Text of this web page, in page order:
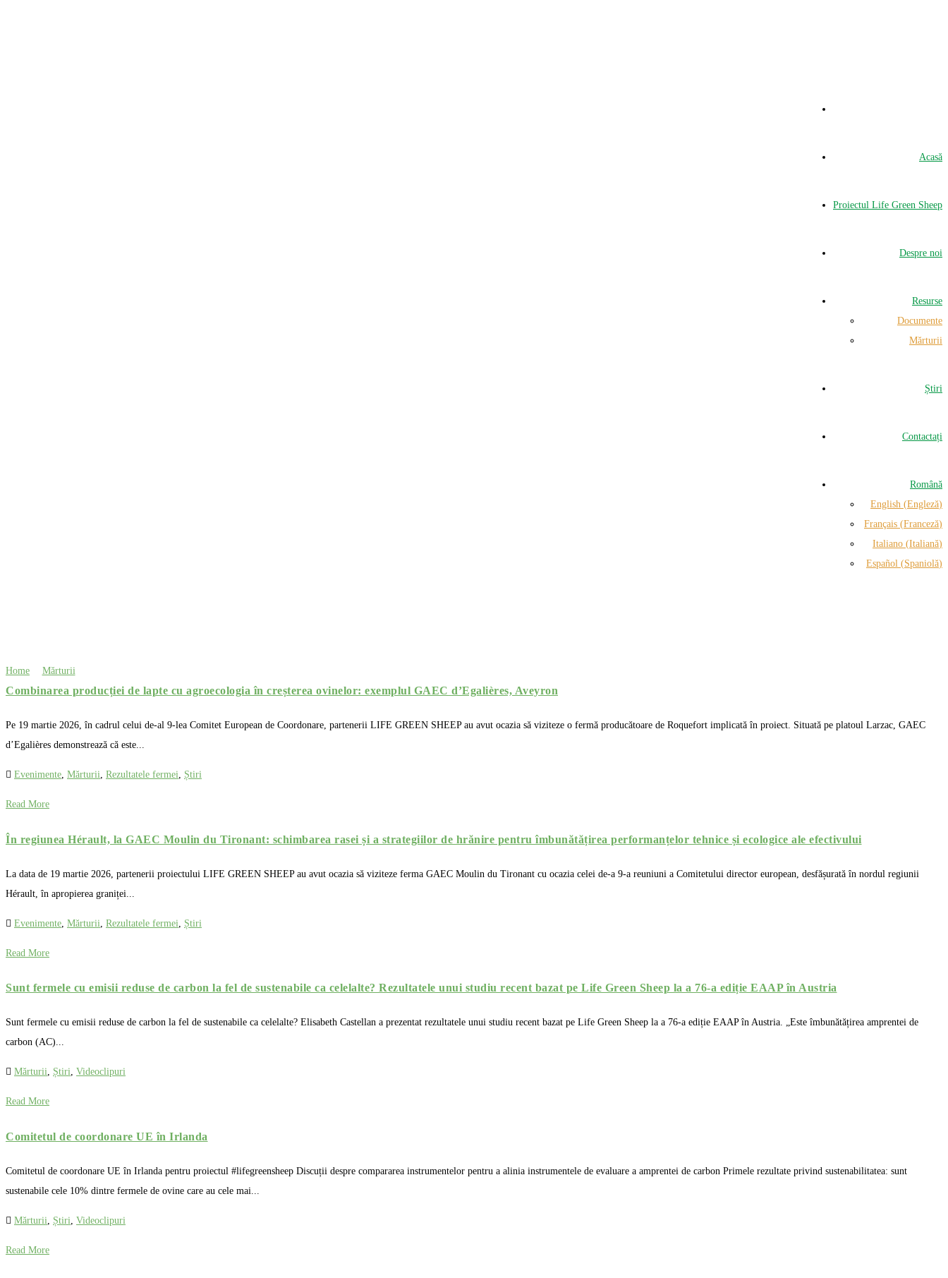
Acasă
Proiectul Life Green Sheep
Despre noi
Resurse
Documente
Mărturii
Știri
Contactați
Română
English (Engleză)
Français (Franceză)
Italiano (Italiană)
Español (Spaniolă)
Home Mărturii
Combinarea producției de lapte cu agroecologia în creșterea ovinelor: exemplul GAEC d’Egalières, Aveyron
Pe 19 martie 2026, în cadrul celui de-al 9-lea Comitet European de Coordonare, partenerii LIFE GREEN SHEEP au avut ocazia să viziteze o fermă producătoare de Roquefort implicată în proiect. Situată pe platoul Larzac, GAEC
d’Egalières demonstrează că este...
Evenimente, Mărturii, Rezultatele fermei, Știri
Read More
În regiunea Hérault, la GAEC Moulin du Tironant: schimbarea rasei și a strategiilor de hrănire pentru îmbunătățirea performanțelor tehnice și ecologice ale efectivului
La data de 19 martie 2026, partenerii proiectului LIFE GREEN SHEEP au avut ocazia să viziteze ferma GAEC Moulin du Tironant cu ocazia celei de-a 9-a reuniuni a Comitetului director european, desfășurată în nordul regiunii
Hérault, în apropierea graniței...
Evenimente Mărturii Rezultatele fermei Știri
Read More
Sunt fermele cu emisii reduse de carbon la fel de sustenabile ca celelalte? Rezultatele unui studiu recent bazat pe Life Green Sheep la a 76-a ediție EAAP în Austria
Sunt fermele cu emisii reduse de carbon la fel de sustenabile ca celelalte? Elisabeth Castellan a prezentat rezultatele unui studiu recent bazat pe Life Green Sheep la a 76-a ediție EAAP în Austria. „Este îmbunătățirea amprentei de
carbon (AC)...
Mărturii, Știri, Videoclipuri
Read More
Comitetul de coordonare UE în Irlanda
Comitetul de coordonare UE în Irlanda pentru proiectul #lifegreensheep Discuții despre compararea instrumentelor pentru a alinia instrumentele de evaluare a amprentei de carbon Primele rezultate privind sustenabilitatea: sunt
sustenabile cele 10% dintre fermele de ovine care au cele mai...
Mărturii Știri Videoclipuri
Read More